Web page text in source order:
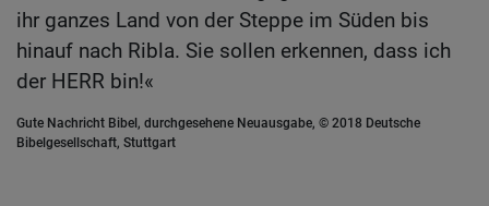
ihr ganzes Land von der Steppe im Süden bis
hinauf nach Ribla. Sie sollen erkennen, dass ich
der HERR bin!«
Gute Nachricht Bibel, durchgesehene Neuausgabe, © 2018 Deutsche
Bibelgesellschaft, Stuttgart